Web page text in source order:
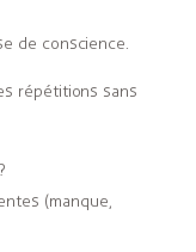
de conscience.
répétitions sans
(manque,